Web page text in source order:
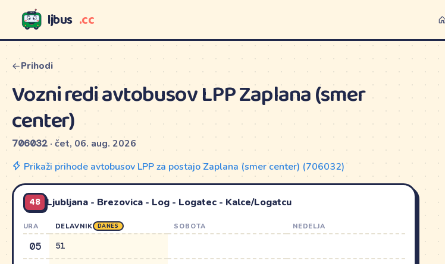
LJBUS ljbus .cc
Prihodi
Vozni redi avtobusov LPP Zaplana (smer
center)
706032 · čet, 06. aug. 2026
Prikaži prihode avtobusov LPP za postajo Zaplana (smer center) (706032)
48 Ljubljana - Brezovica - Log - Logatec - Kalce/Logatcu
URA DELAVNIK DANES SOBOTA NEDELJA
05 51